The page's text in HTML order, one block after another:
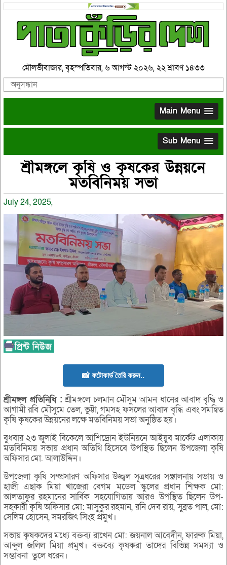
মৌলভীবাজার, বৃহস্পতিবার, ৬ আগস্ট ২০২৬, ২২ শ্রাবণ ১৪৩৩
Main Menu
Sub Menu
শ্রীমঙ্গলে কৃষি ও কৃষকের উন্নয়নে
মতবিনিময় সভা
July 24, 2025,
📸 ফটোকার্ড তৈরি করুন..
শ্রীমঙ্গল প্রতিনিধি : শ্রীমঙ্গলে চলমান মৌসুম আমন ধানের আবাদ বৃদ্ধি ও
আগামী রবি মৌসুমে তেল, ভুট্টা, গমসহ ফসলের আবাদ বৃদ্ধি এবং সমন্বিত
কৃষি কৃষকের উন্নয়নের লক্ষে মতবিনিময় সভা অনুষ্ঠিত হয়।
বুধবার ২৩ জুলাই বিকেলে আশিদ্রোন ইউনিয়নে আইয়ুব মার্কেট এলাকায়
মতবিনিময় সভায় প্রধান অতিথি হিসেবে উপস্থিত ছিলেন উপজেলা কৃষি
অফিসার মো. আলাউদ্দিন।
উপজেলা কৃষি সম্প্রসারণ অফিসার উজ্জ্বল সূত্রধরের সঞ্জালনায় সভায় ও
হাজী এছাক মিয়া খাজেরা বেগম মডেল স্কুলের প্রধান শিক্ষক মো:
আলতাফুর রহমানের সার্বিক সহযোগিতায় আরও উপস্থিত ছিলেন উপ-
সহকারী কৃষি অফিসার মো: মাসুকুর রহমান, রনি দেব রায়, সুব্রত পাল, মো:
সেলিম হোসেন, সমরজিৎ সিংহ প্রমুখ।
সভায় কৃষকদের মধ্যে বক্তব্য রাখেন মো: জয়নাল আবেদীন, ফারুক মিয়া,
আব্দুল জলিল মিয়া প্রমুখ। বক্তব্যে কৃষকরা তাদের বিভিন্ন সমস্যা ও
সম্ভাবনা তুলে ধরেন।